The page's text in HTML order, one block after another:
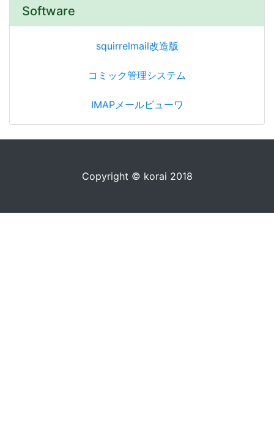
Software
squirrelmail改造版
コミック管理システム
IMAPメールビューワ
Copyright © korai 2018